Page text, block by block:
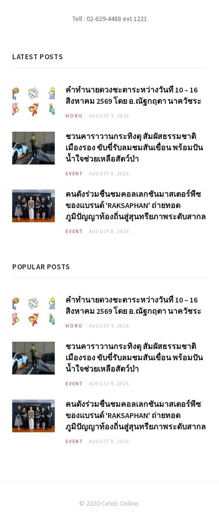
Tell : 02-629-4488 ext 1221
LATEST POSTS
คำทำนายดวงชะตาระหว่างวันที่ 10 – 16
สิงหาคม 2569 โดย อ.ณัฐกฤตา นาควัชระ
HORO AUGUST 9, 2026
ชวนคาราวานกระทิงดุ สัมผัสธรรมชาติ
เมืองรอง ขับขี่รับลมชมสันเขื่อน พร้อมปัน
น้ำใจช่วยเหลือสัตว์ป่า
EVENT AUGUST 9, 2026
คนดังร่วมชื่นชมคอลเลกชันมาสเตอร์พีซ
ของแบรนด์ 'RAKSAPHAN' ถ่ายทอด
ภูมิปัญญาท้องถิ่นสู่สุนทรียภาพระดับสากล
EVENT AUGUST 8, 2026
POPULAR POSTS
คำทำนายดวงชะตาระหว่างวันที่ 10 – 16
สิงหาคม 2569 โดย อ.ณัฐกฤตา นาควัชระ
HORO AUGUST 9, 2026
ชวนคาราวานกระทิงดุ สัมผัสธรรมชาติ
เมืองรอง ขับขี่รับลมชมสันเขื่อน พร้อมปัน
น้ำใจช่วยเหลือสัตว์ป่า
EVENT AUGUST 9, 2026
คนดังร่วมชื่นชมคอลเลกชันมาสเตอร์พีซ
ของแบรนด์ 'RAKSAPHAN' ถ่ายทอด
ภูมิปัญญาท้องถิ่นสู่สุนทรียภาพระดับสากล
EVENT AUGUST 8, 2026
© 2020 Celeb Online.